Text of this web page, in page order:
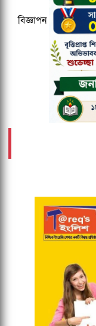
বিজ্ঞাপন